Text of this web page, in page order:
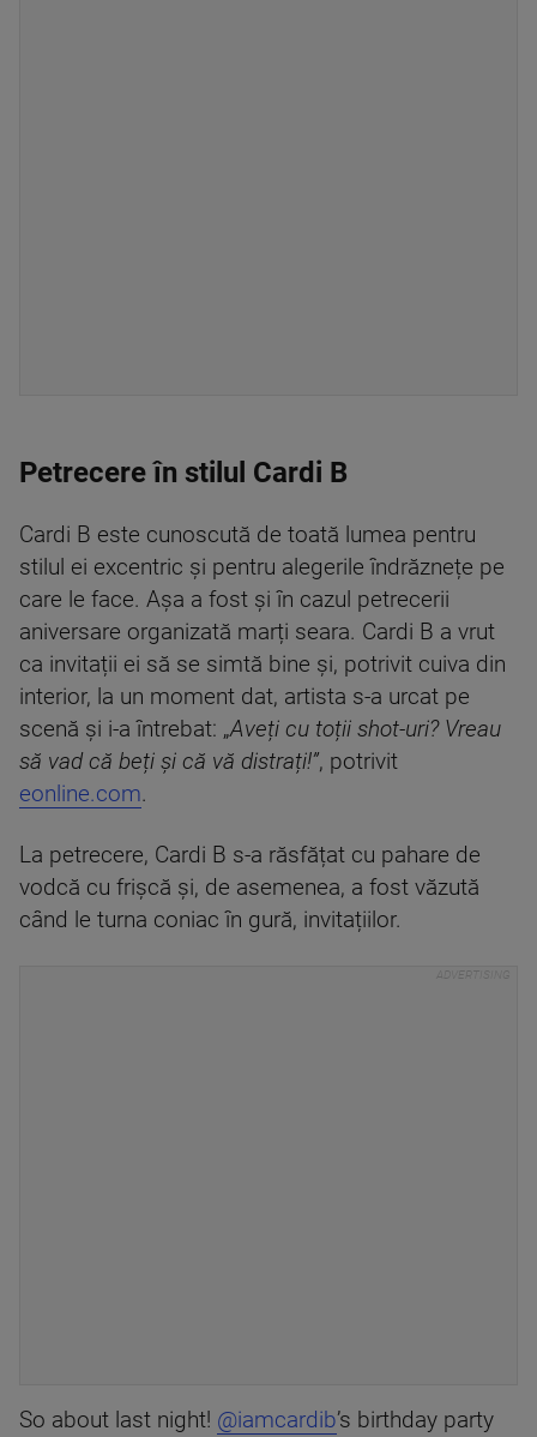
Petrecere în stilul Cardi B
Cardi B este cunoscută de toată lumea pentru
stilul ei excentric și pentru alegerile îndrăznețe pe
care le face. Așa a fost și în cazul petrecerii
aniversare organizată marți seara. Cardi B a vrut
ca invitații ei să se simtă bine și, potrivit cuiva din
interior, la un moment dat, artista s-a urcat pe
scenă și i-a întrebat: „Aveți cu toții shot-uri? Vreau
să vad că beți și că vă distrați!”, potrivit
eonline.com.
La petrecere, Cardi B s-a răsfățat cu pahare de
vodcă cu frișcă și, de asemenea, a fost văzută
când le turna coniac în gură, invitațiilor.
So about last night! @iamcardib’s birthday party